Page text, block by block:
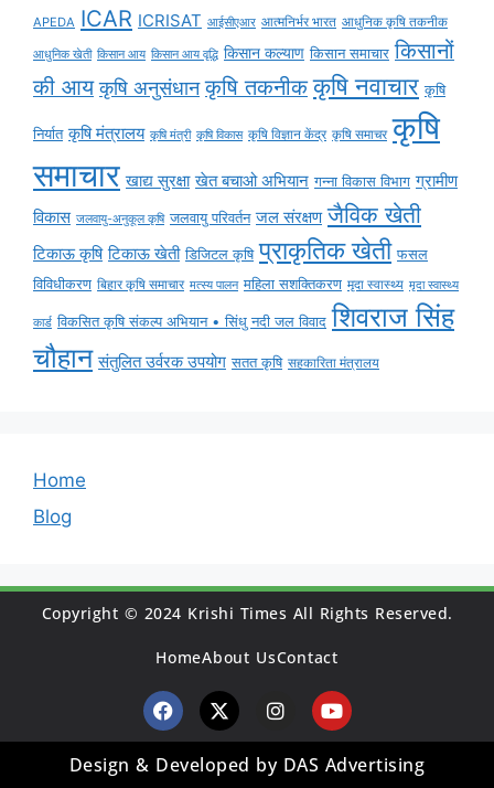
APEDA ICAR ICRISAT आईसीएआर आत्मनिर्भर भारत आधुनिक कृषि तकनीक
आधुनिक खेती किसान आय किसान आय वृद्धि किसान कल्याण किसान समाचार किसानों
की आय कृषि अनुसंधान कृषि तकनीक कृषि नवाचार कृषि
निर्यात कृषि मंत्रालय कृषि मंत्री कृषि विकास कृषि विज्ञान केंद्र कृषि समाचर कृषि
समाचार खाद्य सुरक्षा खेत बचाओ अभियान गन्ना विकास विभाग ग्रामीण
विकास जलवायु-अनुकूल कृषि जलवायु परिवर्तन जल संरक्षण जैविक खेती
टिकाऊ कृषि टिकाऊ खेती डिजिटल कृषि प्राकृतिक खेती फसल
विविधीकरण बिहार कृषि समाचार मत्स्य पालन महिला सशक्तिकरण मृदा स्वास्थ्य मृदा स्वास्थ्य
कार्ड विकसित कृषि संकल्प अभियान • सिंधु नदी जल विवाद शिवराज सिंह
चौहान संतुलित उर्वरक उपयोग सतत कृषि सहकारिता मंत्रालय
Home
Blog
Copyright © 2024 Krishi Times All Rights Reserved.
HomeAbout UsContact
Design & Developed by DAS Advertising